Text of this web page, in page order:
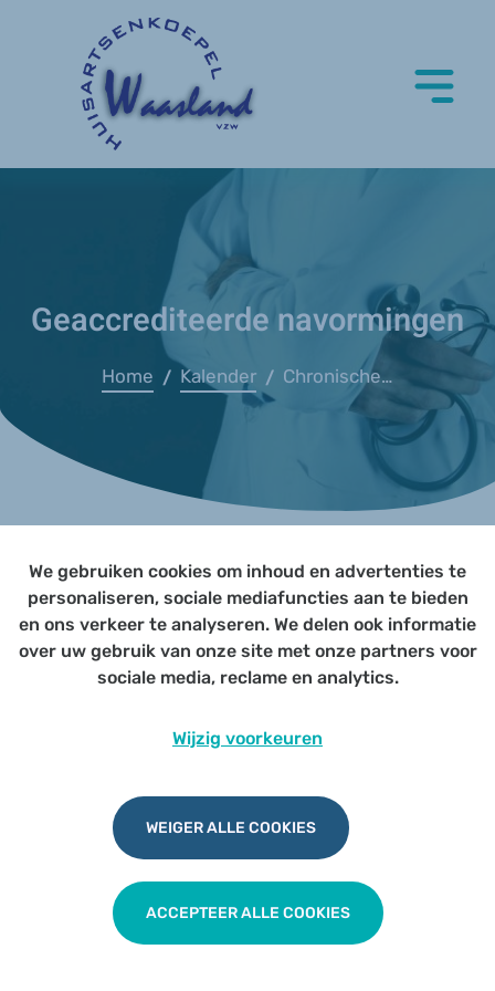
Geaccrediteerde navormingen
Home / Kalender / Chronische klachten bij jongeren - Zeepreventorium
Page not yet published
We gebruiken cookies om inhoud en advertenties te
personaliseren, sociale mediafuncties aan te bieden
en ons verkeer te analyseren. We delen ook informatie
over uw gebruik van onze site met onze partners voor
sociale media, reclame en analytics.
Wijzig voorkeuren
WEIGER ALLE COOKIES
ACCEPTEER ALLE COOKIES
Privacy|Cookies|Disclaimer
Udesite